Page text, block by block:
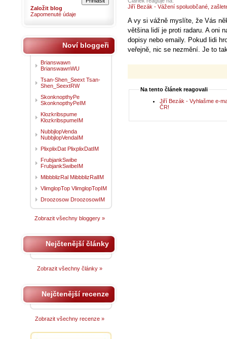
Jiří Bezák - Vážení spoluobčané,
A vy si vážně myslíte, že Vás
většina lidí je proti radaru. A oni
dopisy nebo emaily. Pokud lidi
veřejně, nic se nezmění. Je to
Na tento článek reagovali
Jiří Bezák - Vyhlašme e-
ČR!
Založit blog
Zapomenuté údaje
Noví bloggeři
Brianswawn
BrianswawnWU
Tsan-Shen_Seext Tsan-
Shen_SeextRW
SkonknopthyPe
SkonknopthyPeIM
Klozkribspume
KlozkribspumeIM
NubbjlopVenda
NubbjlopVendaIM
PlixplixDat PlixplixDatIM
FrubjankSwibe
FrubjankSwibeIM
MibbblizRal MibbblizRalIM
VlimglopTop VlimglopTopIM
Droozosow DroozosowIM
Zobrazit všechny bloggery »
Nejčtenější články
Zobrazit všechny články »
Nejčtenější recenze
Zobrazit všechny recenze »